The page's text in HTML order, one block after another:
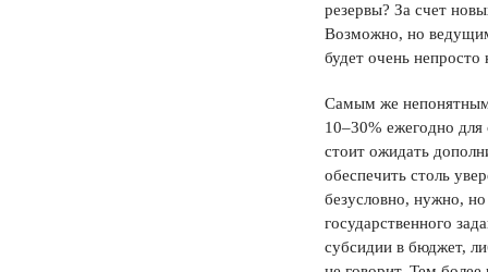
резервы? За счет
Возможно, но
будет очень
Самым же непонятным
10–30% ежегодно для
стоит ожидать
обеспечить столь
безусловно, нужно, но
государственного
субсидии в бюджет,